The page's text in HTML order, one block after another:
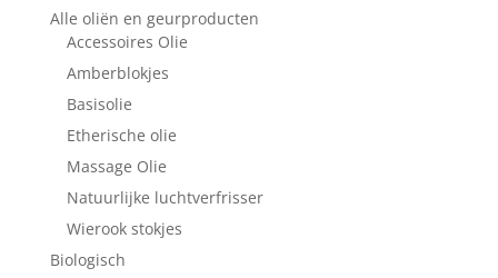
Alle oliën en geurproducten
Accessoires Olie
Amberblokjes
Basisolie
Etherische olie
Massage Olie
Natuurlijke luchtverfrisser
Wierook stokjes
Biologisch